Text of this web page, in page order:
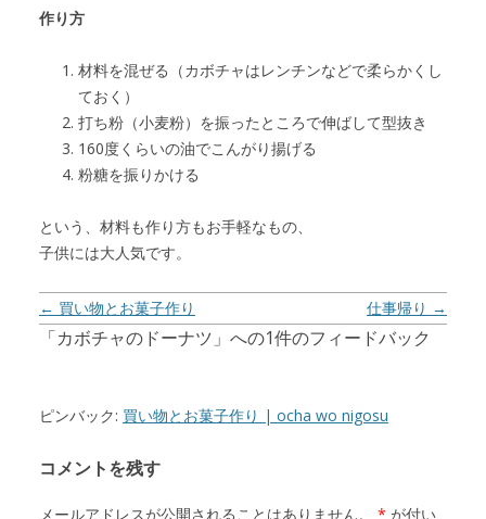
作り方
材料を混ぜる（カボチャはレンチンなどで柔らかくし
ておく）
打ち粉（小麦粉）を振ったところで伸ばして型抜き
160度くらいの油でこんがり揚げる
粉糖を振りかける
という、材料も作り方もお手軽なもの、
子供には大人気です。
投稿ナビゲーション 仕事帰り →
← 買い物とお菓子作り
「カボチャのドーナツ 」への1件のフィードバック
ピンバック: 買い物とお菓子作り | ocha wo nigosu
コメントを残す
メールアドレスが公開されることはありません。 * が付い